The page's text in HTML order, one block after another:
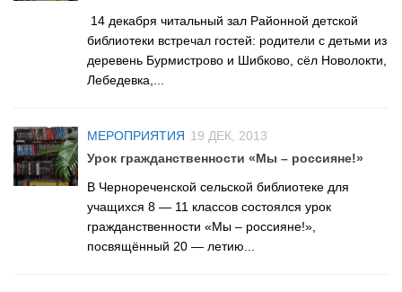
Сельская библиотека д. Шадрино №42
Шибковская сельская библиотека №27
Информационно-библиографический отдел
Методический отдел
Отдел информационных технологий и информационно-
консультационной работы
Отдел комплектования и обработки литературы
14 декабря читальный зал Районной детской
библиотеки встречал гостей: родители с детьми из
деревень Бурмистрово и Шибково, сёл Новолокти,
Лебедевка,...
МЕРОПРИЯТИЯ 19 ДЕК, 2013
Урок гражданственности «Мы – россияне!»
В Чернореченской сельской библиотеке для
учащихся 8 — 11 классов состоялся урок
гражданственности «Мы – россияне!»,
посвящённый 20 — летию...